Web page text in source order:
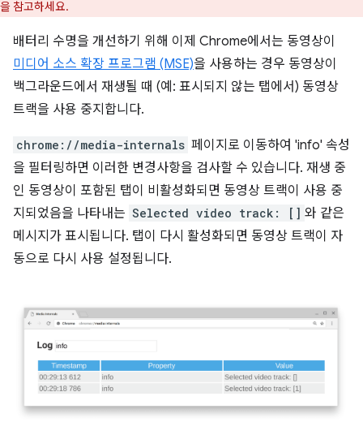
을 참고하세요.
배터리 수명을 개선하기 위해 이제 Chrome에서는 동영상이
미디어 소스 확장 프로그램 (MSE)을 사용하는 경우 동영상이
백그라운드에서 재생될 때 (예: 표시되지 않는 탭에서) 동영상
트랙을 사용 중지합니다.
chrome://media-internals 페이지로 이동하여 'info' 속성
을 필터링하면 이러한 변경사항을 검사할 수 있습니다. 재생 중
인 동영상이 포함된 탭이 비활성화되면 동영상 트랙이 사용 중
지되었음을 나타내는 Selected video track: [] 와 같은
메시지가 표시됩니다. 탭이 다시 활성화되면 동영상 트랙이 자
동으로 다시 사용 설정됩니다.